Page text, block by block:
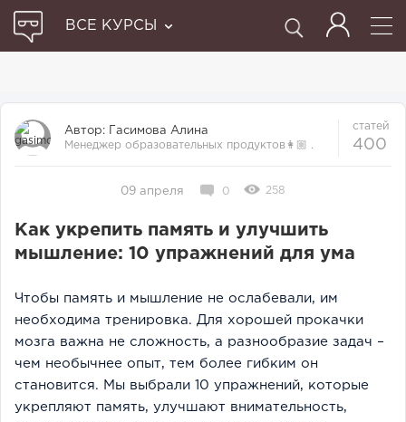
ВСЕ КУРСЫ
Автор: Гасимова Алина
Менеджер образовательных продуктов👩🏼‍ .
статей
400
09 апреля 0 258
Как укрепить память и улучшить
мышление: 10 упражнений для ума
Чтобы память и мышление не ослабевали, им
необходима тренировка. Для хорошей прокачки
мозга важна не сложность, а разнообразие задач –
чем необычнее опыт, тем более гибким он
становится. Мы выбрали 10 упражнений, которые
укрепляют память, улучшают внимательность,